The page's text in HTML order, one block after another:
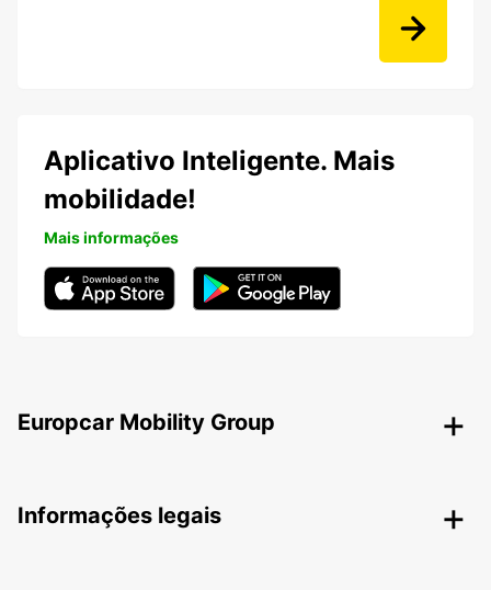
Aplicativo Inteligente. Mais
mobilidade!
Mais informações
Europcar Mobility Group
Informações legais